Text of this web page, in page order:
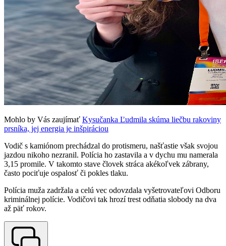
Mohlo by Vás zaujímať Kysučanka Ľudmila skúma liečbu rakoviny
prsníka, jej energia je inšpiráciou
Vodič s kamiónom prechádzal do protismeru, našťastie však svojou
jazdou nikoho nezranil. Polícia ho zastavila a v dychu mu namerala
3,15 promile. V takomto stave človek stráca akékoľvek zábrany,
často pociťuje ospalosť či pokles tlaku.
Polícia muža zadržala a celú vec odovzdala vyšetrovateľovi Odboru
kriminálnej polície. Vodičovi tak hrozí trest odňatia slobody na dva
až päť rokov.